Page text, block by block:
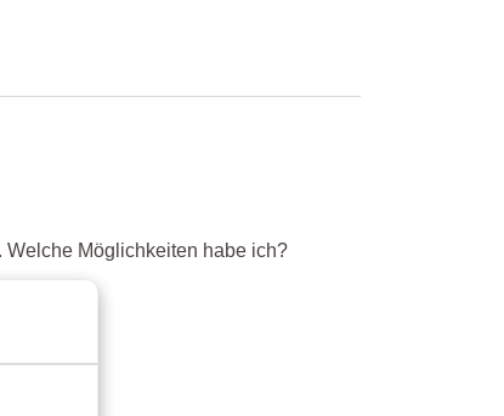
Welche Möglichkeiten habe ich?